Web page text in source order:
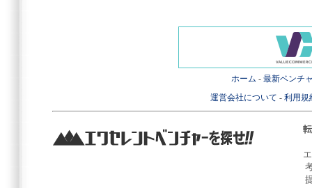
ホーム - 最新ベンチ
運営会社について - 利用規